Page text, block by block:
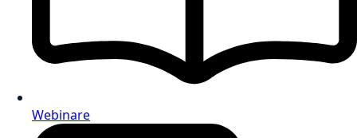
Webinare